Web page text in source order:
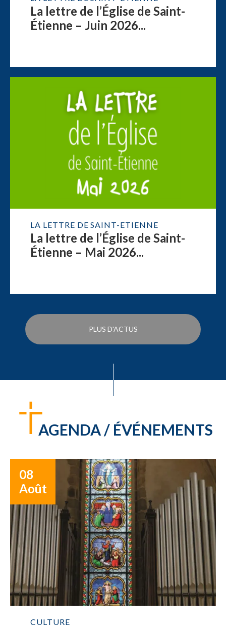
La lettre de l’Église de Saint-
Étienne – Juin 2026...
LA LETTRE DE SAINT-ETIENNE
La lettre de l’Église de Saint-
Étienne – Mai 2026...
PLUS D'ACTUS
AGENDA / ÉVÉNEMENTS
08
Août
CULTURE